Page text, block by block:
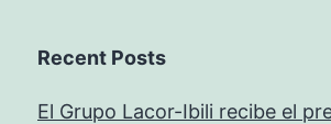
Recent Posts
El Grupo Lacor-Ibili recibe el